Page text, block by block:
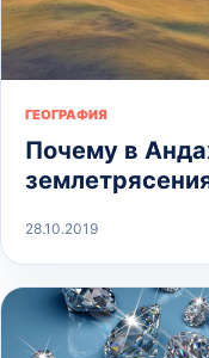
ГЕОГРАФИЯ
Почему в
28.10.2019